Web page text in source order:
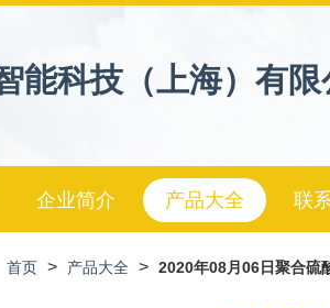
能科技（上海）有限
企业简介 产品大全 联
首页 > 产品大全 > 2020年08月06日聚合硫